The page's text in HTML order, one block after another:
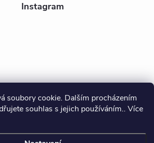
soubory cookie. Dalším procházením
souhlas s jejich používáním.. Více
Instagram
na Instagramu